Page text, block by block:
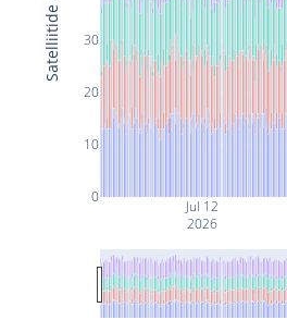
Jul 12
2026
0
10
20
30
Satelliitide arv